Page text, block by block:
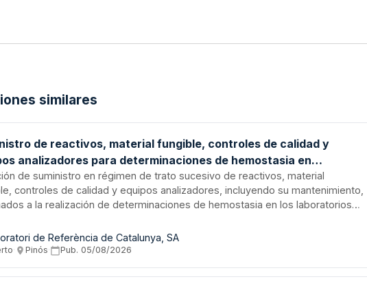
similares
de reactivos, material fungible, controles de calidad y
analizadores para determinaciones de hemostasia en
de la red DIBI - Laboratori de Referència de Catalunya
de suministro en régimen de trato sucesivo de reactivos, material
controles de calidad y equipos analizadores, incluyendo su mantenimiento,
a la realización de determinaciones de hemostasia en los laboratorios
de Contratos del Sector Público y las cantidades estimadas están
a variaciones según las necesidades del laboratorio.
de Referència de Catalunya, SA
· Pinós· Pub. 05/08/2026